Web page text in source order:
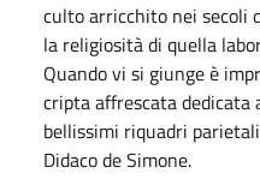
culto arricchito nei secoli
la religiosità di quella
Quando vi si giunge è
cripta affrescata dedicata
bellissimi riquadri
Didaco de Simone.